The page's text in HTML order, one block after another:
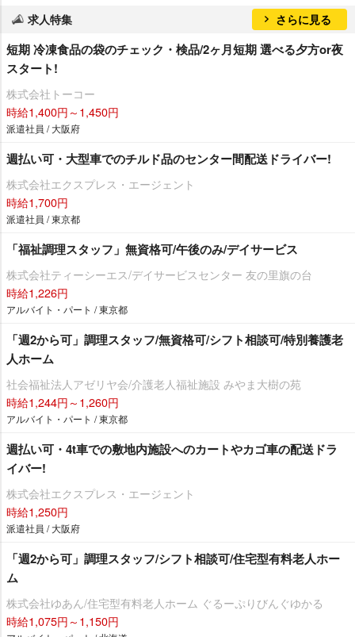
求人特集 さらに見る
短期 冷凍食品の袋のチェック・検品/2ヶ月短期 選べる夕方or夜
スタート!
株式会社トーコー
時給1,400円～1,450円
派遣社員 / 大阪府
週払い可・大型車でのチルド品のセンター間配送ドライバー!
株式会社エクスプレス・エージェント
時給1,700円
派遣社員 / 東京都
「福祉調理スタッフ」無資格可/午後のみ/デイサービス
株式会社ティーシーエス/デイサービスセンター 友の里旗の台
時給1,226円
アルバイト・パート / 東京都
「週2から可」調理スタッフ/無資格可/シフト相談可/特別養護老
人ホーム
社会福祉法人アゼリヤ会/介護老人福祉施設 みやま大樹の苑
時給1,244円～1,260円
アルバイト・パート / 東京都
週払い可・4t車での敷地内施設へのカートやカゴ車の配送ドラ
イバー!
株式会社エクスプレス・エージェント
時給1,250円
派遣社員 / 大阪府
「週2から可」調理スタッフ/シフト相談可/住宅型有料老人ホー
ム
株式会社ゆあん/住宅型有料老人ホーム ぐるーぷりびんぐゆかる
時給1,075円～1,150円